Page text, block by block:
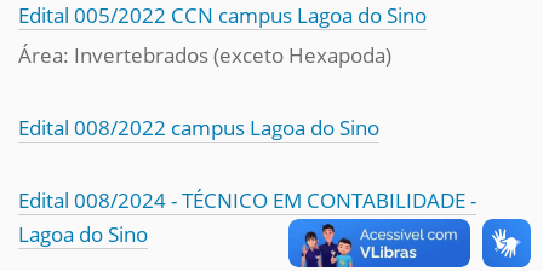
Edital 005/2022 CCN campus Lagoa do Sino
Área: Invertebrados (exceto Hexapoda)
Edital 008/2022 campus Lagoa do Sino
Edital 008/2024 - TÉCNICO EM CONTABILIDADE -
Lagoa do Sino